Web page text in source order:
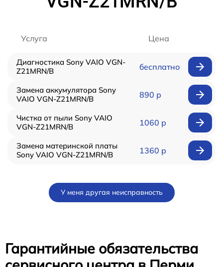
Услуга Цена
Диагностика Sony VAIO VGN-
Z21MRN/B
бесплатно
Замена аккумулятора Sony
VAIO VGN-Z21MRN/B
890 р
Чистка от пыли Sony VAIO
VGN-Z21MRN/B
1060 р
Замена материнской платы
Sony VAIO VGN-Z21MRN/B
1360 р
У меня другая неисправность
Гарантийные обязательства